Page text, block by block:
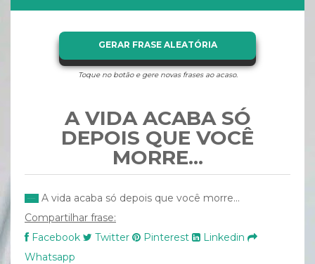
GERAR FRASE ALEATÓRIA
Toque no botão e gere novas frases ao acaso.
A VIDA ACABA SÓ
DEPOIS QUE VOCÊ
MORRE...
A vida acaba só depois que você morre...
Compartilhar frase:
Facebook
Twitter Pinterest
Linkedin
Whatsapp